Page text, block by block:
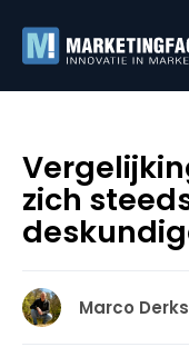
zich
Marco